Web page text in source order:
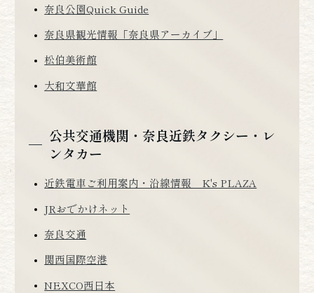
奈良公園Quick Guide
奈良県観光情報「奈良県アーカイブ」
松伯美術館
大和文華館
公共交通機関・ 奈良近鉄タクシー・ レ
ンタカー
近鉄電車ご利用案内・沿線情報 K's PLAZA
JRおでかけネット
奈良交通
関西国際空港
NEXCO西日本